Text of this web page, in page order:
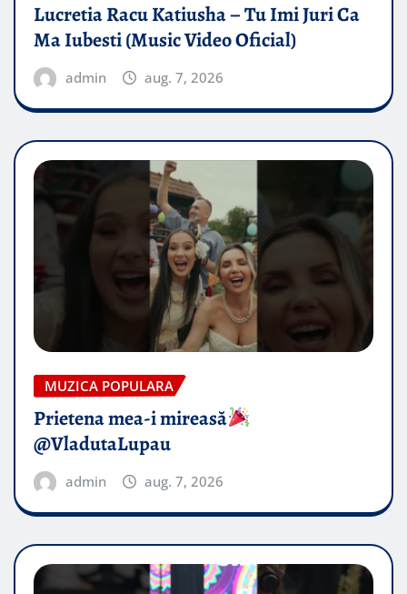
Lucretia Racu Katiusha – Tu Imi Juri Ca
Ma Iubesti (Music Video Oficial)
admin aug. 7, 2026
MUZICA POPULARA
Prietena mea-i mireasă​
@VladutaLupau
admin aug. 7, 2026